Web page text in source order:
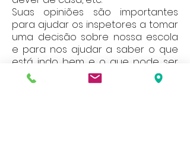
Suas opiniões são importantes
para ajudar os inspetores a tomar
uma decisão sobre nossa escola
e para nos ajudar a saber o que
está indo bem e o que pode ser
melhorado.